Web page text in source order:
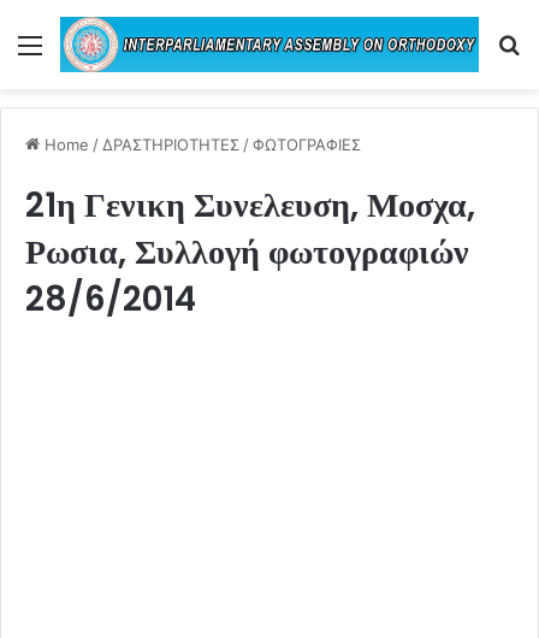
Menu
Home / ΔΡΑΣΤΗΡΙΟΤΗΤΕΣ /ΦΩΤΟΓΡΑΦΙΕΣ
21η Γενικη Συνελευση, Μοσχα,
Ρωσια, Συλλογή φωτογραφιών
28/6/2014